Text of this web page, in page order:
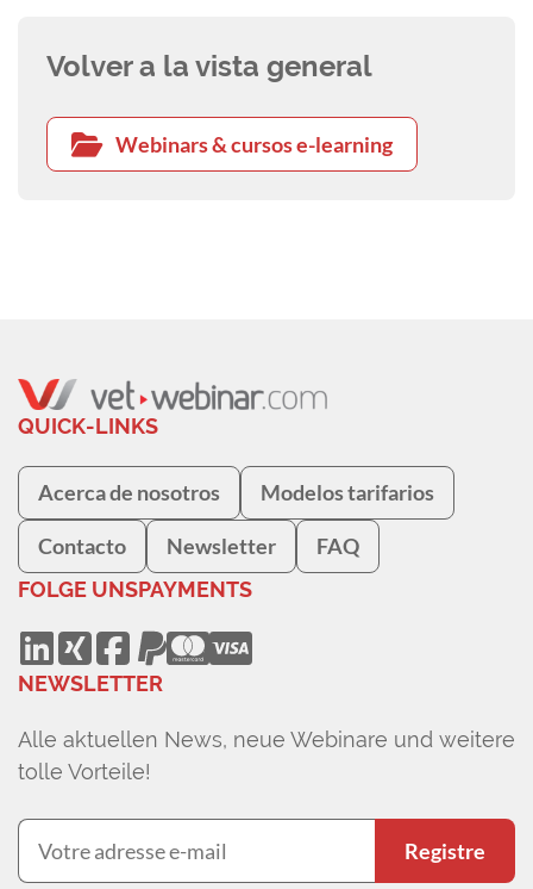
Volver a la vista general
Webinars & cursos e-learning
QUICK-LINKS
Acerca de nosotros Modelos tarifarios
Contacto Newsletter FAQ
FOLGE UNSPAYMENTS
NEWSLETTER
Alle aktuellen News, neue Webinare und weitere
tolle Vorteile!
Registre